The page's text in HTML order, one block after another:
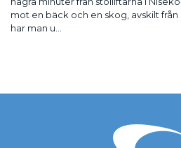
mot en bäck och en skog, avskilt från
har man u...